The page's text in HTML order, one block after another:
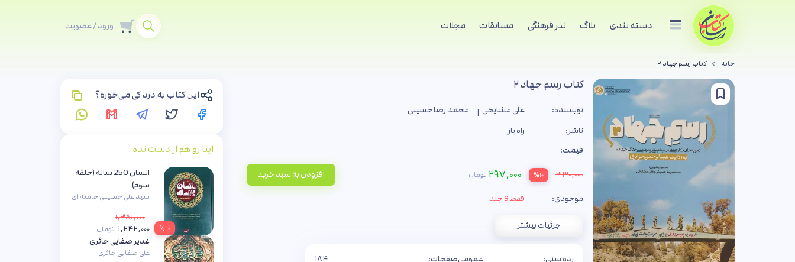
دسته بندی بلاگ نذر فرهنگی مسابقات مجلات ورود / عضویت
خانه کتاب رسم جهاد ۲
کتاب رسم جهاد ۲
نویسنده: علی مشایخی
محمد رضا حسینی
ناشر:
راه یار
قیمت:
۳۳۰,۰۰۰ %۱۰ ۲۹۷,۰۰۰ تومان افزودن به سبد خرید
موجودی: فقط 9 جلد
جزئیات بیشتر
رده سنی:
عمومیصفحات:
۱۸۴
این کتاب به درد کی می‌خوره؟
اینا رو هم از دست نده
۱۰ %
انسان 250 ساله (حلقه
سوم)
سید علی حسینی خامنه ای
۱,۳۸۰,۰۰۰
۱,۲۴۲,۰۰۰ تومان
غدیر صفایی حائری
علی صفایی حائری